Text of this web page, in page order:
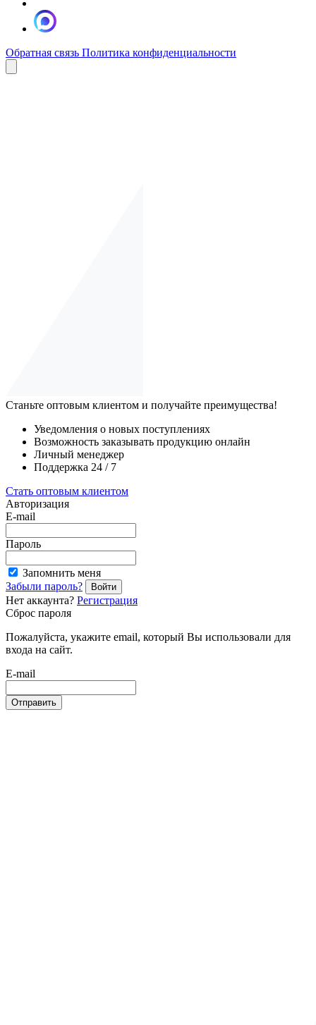
Обратная связь Политика конфиденциальности
Станьте оптовым клиентом и получайте преимущества!
Уведомления о новых поступлениях
Возможность заказывать продукцию онлайн
Личный менеджер
Поддержка 24 / 7
Стать оптовым клиентом
Авторизация
E-mail
Пароль
Запомнить меня
Забыли пароль?
Войти
Нет аккаунта? Регистрация
Сброс пароля
Пожалуйста, укажите email, который Вы использовали для
входа на сайт.
E-mail
Отправить